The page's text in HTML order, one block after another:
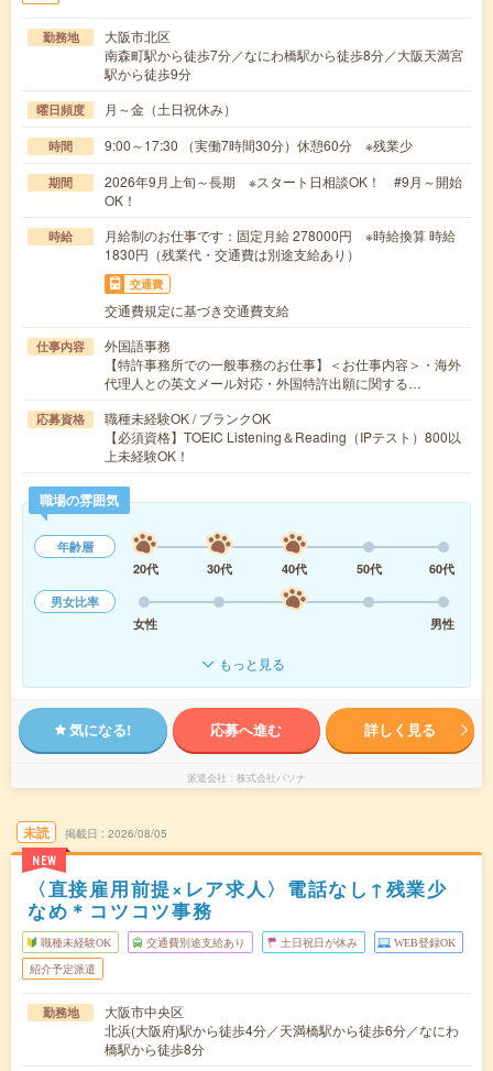
勤務地
大阪市北区
南森町駅から徒歩7分／なにわ橋駅から徒歩8分／大阪天満宮
駅から徒歩9分
曜日頻度 月～金（土日祝休み）
時間 9:00～17:30 （実働7時間30分）休憩60分 ※残業少
期間
2026年9月上旬～長期 ※スタート日相談OK！ #9月～開始
OK！
時給
月給制のお仕事です：固定月給 278000円 ※時給換算 時給
1830円（残業代・交通費は別途支給あり）
交通費
交通費規定に基づき交通費支給
仕事内容
外国語事務
【特許事務所での一般事務のお仕事】＜お仕事内容＞・海外
代理人との英文メール対応・外国特許出願に関する…
応募資格
職種未経験OK / ブランクOK
【必須資格】TOEIC Listening＆Reading（IPテスト）800以
上未経験OK！
職場の雰囲気
年齢層
20代
30代 40代 50代
60代
男女比率
女性
男性
もっと見る
気になる! 応募へ進む 詳しく見る
派遣会社 株式会社パソナ
未読
NEW
掲載日 2026/08/05
〈直接雇用前提×レア求人〉電話なし↑残業少
なめ＊コツコツ事務
職種未経験OK 交通費別途支給あり 土日祝日が休み WEB登録OK
紹介予定派遣
勤務地
大阪市中央区
北浜(大阪府)駅から徒歩4分／天満橋駅から徒歩6分／なにわ
橋駅から徒歩8分